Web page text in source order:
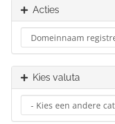
Acties
Kies valuta